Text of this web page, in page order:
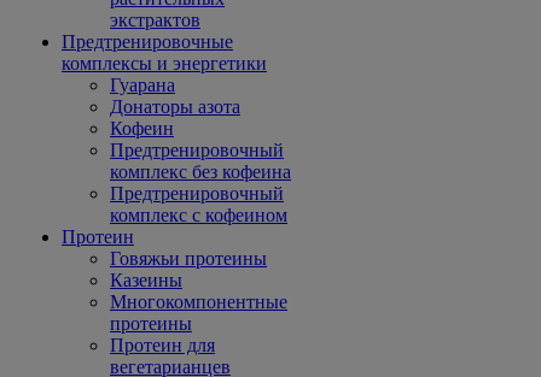
экстрактов
Предтренировочные
комплексы и энергетики
Гуарана
Донаторы азота
Кофеин
Предтренировочный
комплекс без кофеина
Предтренировочный
комплекс с кофеином
Протеин
Говяжьи протеины
Казеины
Многокомпонентные
протеины
Протеин для
вегетарианцев